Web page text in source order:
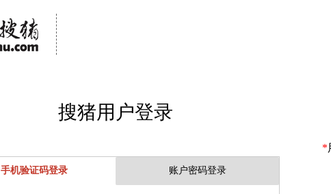
搜猪用户登录
手机验证码登录 账户密码登录
*